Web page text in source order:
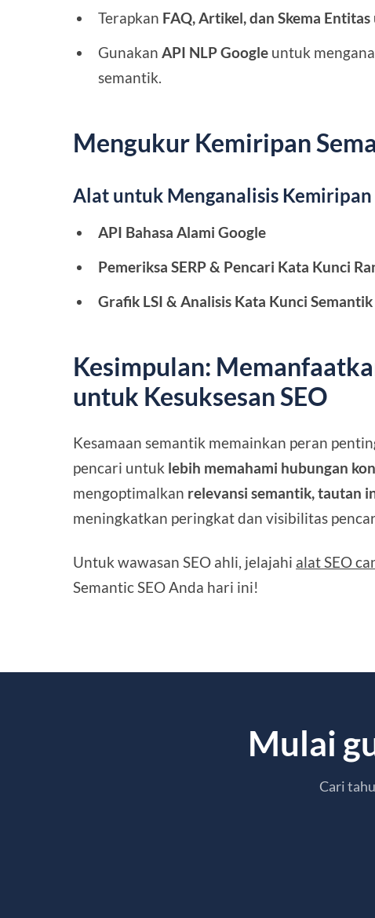
Terapkan FAQ, Artikel, dan Skema Entitas
GunakanAPI NLP Google untuk
semantik.
Mengukur Kemiripan
Alat untuk Menganalisis Kemiripan
API Bahasa Alami Google
Pemeriksa SERP & Pencari Kata Kunci
Grafik LSI & Analisis Kata Kunci Semantik
Kesimpulan:
untuk Kesuksesan SEO
Kesamaan semantik memainkan peran
pencari untuk lebih memahami hubungan
mengoptimalkan relevansi semantik, tautan
meningkatkan peringkat dan visibilitas
Untuk wawasan SEO ahli, jelajahi alat SEO
Semantic SEO Anda hari ini!
Mulai
Cari